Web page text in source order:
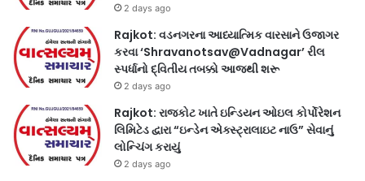
2 days ago
Rajkot: વડનગરના આધ્યાત્મિક વારસાને ઉજાગર
કરવા ‘Shravanotsav@Vadnagar’ રીલ
સ્પર્ધાનો દ્વિતીય તબક્કો આજથી શરૂ
2 days ago
Rajkot: રાજકોટ ખાતે ઇન્ડિયન ઓઇલ કોર્પોરેશન
લિમિટેડ દ્વારા “ઇન્ડેન એક્સ્ટ્રાલાઇટ નાઉ” સેવાનું
લોન્ચિંગ કરાયું
2 days ago